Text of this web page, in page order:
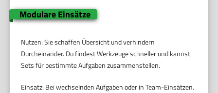
Modulare Einsätze
Nutzen: Sie schaffen Übersicht und verhindern
Durcheinander. Du findest Werkzeuge schneller und kannst
Sets für bestimmte Aufgaben zusammenstellen.
Einsatz: Bei wechselnden Aufgaben oder in Team-Einsätzen.